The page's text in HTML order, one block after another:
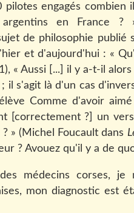
pilotes engagés combien
argentins en France ?
de philosophie publié
et d'aujourd'hui : «
« Aussi [...] il y a-t-il
; il s'agit là d'un cas
Comme d'avoir
[correctement ?] un
» (Michel Foucault dans
? Avouez qu'il y a de
médecins corses,
mon diagnostic est